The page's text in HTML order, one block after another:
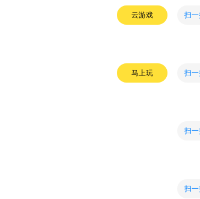
云游戏 扫
马上玩 扫
扫
扫